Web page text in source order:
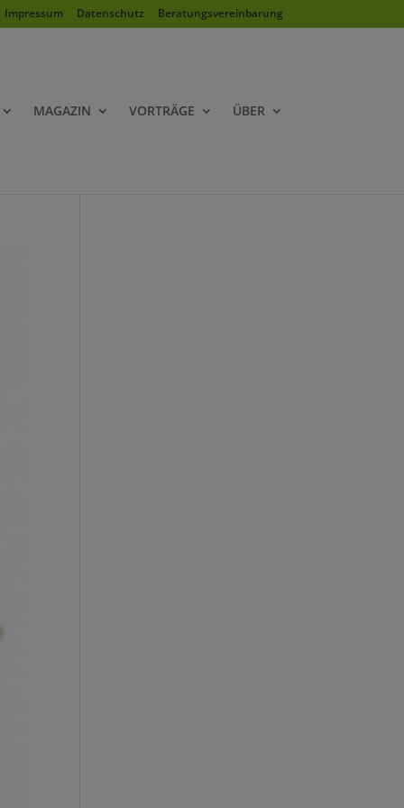
Impressum Datenschutz Beratungsvereinbarung
MAGAZIN VORTRÄGE ÜBER